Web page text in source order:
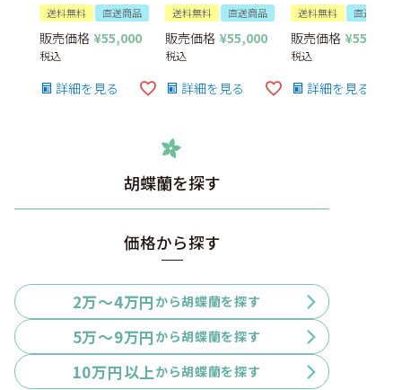
送料無料 直送商品
販売価格 ¥55,000
税込
詳細を見る
送料無料 直送商品
販売価格 ¥55,000
税込
詳細を見る
送料無料 直送商品
販売価格 ¥55,000
税込
詳細を見る
胡蝶蘭を探す
価格から探す
2万〜4万円 から胡蝶蘭を探す
5万〜9万円 から胡蝶蘭を探す
10万円以上から胡蝶蘭を探す